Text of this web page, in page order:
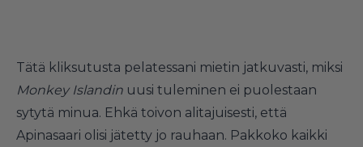
Tätä kliksutusta pelatessani mietin jatkuvasti, miksi
Monkey Islandin uusi tuleminen ei puolestaan
sytytä minua. Ehkä toivon alitajuisesti, että
Apinasaari olisi jätetty jo rauhaan. Pakkoko kaikki